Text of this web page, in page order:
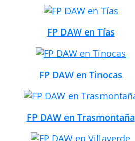
FP DAW en Tías
FP DAW en Tinocas
FP DAW en Trasmontaña